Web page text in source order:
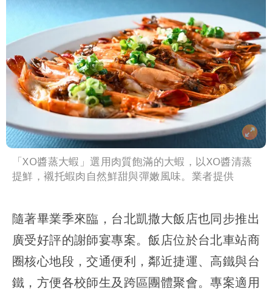
「XO醬蒸大蝦」選用肉質飽滿的大蝦，以XO醬清蒸
提鮮，襯托蝦肉自然鮮甜與彈嫩風味。業者提供
隨著畢業季來臨，台北凱撒大飯店也同步推出
廣受好評的謝師宴專案。飯店位於台北車站商
圈核心地段，交通便利，鄰近捷運、高鐵與台
鐵，方便各校師生及跨區團體聚會。專案適用